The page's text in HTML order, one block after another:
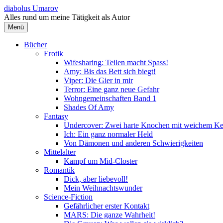
Springe
zum
Inhalt
diabolus Umarov
Alles rund um meine Tätigkeit als Autor
Menü
Bücher
Erotik
Wifesharing: Teilen macht Spass!
Amy: Bis das Bett sich biegt!
Viper: Die Gier in mir
Terror: Eine ganz neue Gefahr
Wohngemeinschaften Band 1
Shades Of Amy
Fantasy
Undercover: Zwei harte Knochen mit weichem
Ich: Ein ganz normaler Held
Von Dämonen und anderen Schwierigkeiten
Mittelalter
Kampf um Mid-Closter
Romantik
Dick, aber liebevoll!
Mein Weihnachtswunder
Science-Fiction
Gefährlicher erster Kontakt
MARS: Die ganze Wahrheit!